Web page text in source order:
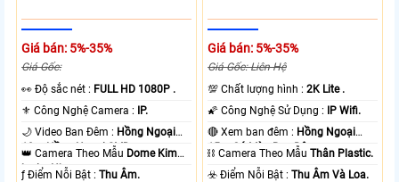
Giá bán: 5%-35%
Giá Gốc:
️👀 Độ sắc nét : FULL HD 1080P .
⚜️ Công Nghệ Camera : IP.
🌙 Video Ban Đêm : Hồng Ngoại
10m Hồng Ngoại SMD.
👑 Camera Theo Mẫu Dome Kim
loại + Nhựa.
️ƒ Điểm Nỗi Bật :Thu Âm.
Giá bán: 5%-35%
Giá Gốc: Liên Hệ
💯 Chất lượng hình :2K Lite .
🌠 Công Nghệ Sử Dụng : IP Wifi.
🔴 Xem ban đêm : Hồng Ngoại
15m Có Màu Ban Ðêm.
⛓ Camera Theo MẫuThân Plastic.
️☣️ Điểm Nỗi Bật :Thu Âm Và Loa.